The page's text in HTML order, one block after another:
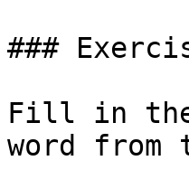
###
Fill in the
word